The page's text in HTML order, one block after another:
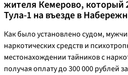
жителя Кемерово, который
Тула-1 на въезде в
Как было установлено судом,
наркотических средств и
местонахождении тайников с
получая оплату до 300 000 рублей